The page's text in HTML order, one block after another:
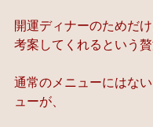
開運ディナーのためだ
考案してくれるという贅
通常のメニューにはな
ューが、